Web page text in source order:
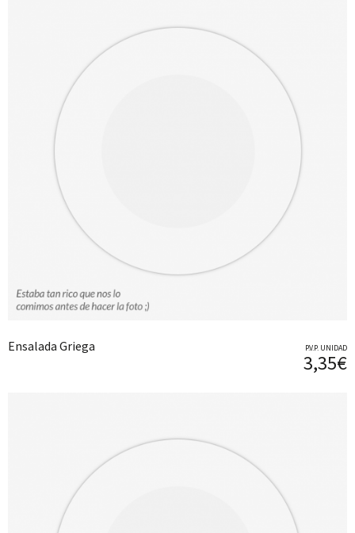
Ensalada Griega P.V.P. UNIDAD
3,35€